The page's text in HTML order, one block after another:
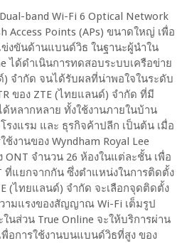
band Wi-Fi 6 Optical Network
Access Points (APs) ขนาดใหญ่ เพื่อ
งขันด้านแบนด์วิธ ในฐานะผู้นำใน
ได้ดำเนินการทดสอบระบบเครือข่าย
) จำกัด จนได้รับผลที่น่าพอใจในระดับ
ของ ZTE (ไทยแลนด์) จำกัด ที่มี
หลากหลาย ทั้งใช้งานภายในบ้าน
รงแรม และ ธุรกิจค้าปลีก เป็นต้น เมื่อ
งานของ Wyndham Royal Lee
จำนวน 26 ห้องในแต่ละชั้น เพื่อ
ที่แยกจากกัน ซึ่งตำแหน่งในการติดตั้ง
(ไทยแลนด์) จำกัด จะเลือกจุดติดตั้ง
ามแรงของสัญญาณ Wi-Fi เต็มรูป
นส่วน True Online จะให้บริการผ่าน
พื่อการใช้งานบนแบนด์วิธที่สูง ของ